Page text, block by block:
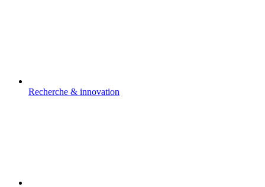
Recherche & innovation